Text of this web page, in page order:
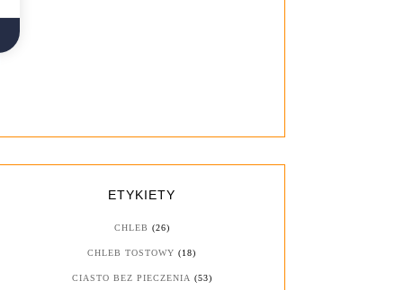
ETYKIETY
CHLEB (26)
CHLEB TOSTOWY (18)
CIASTO BEZ PIECZENIA (53)